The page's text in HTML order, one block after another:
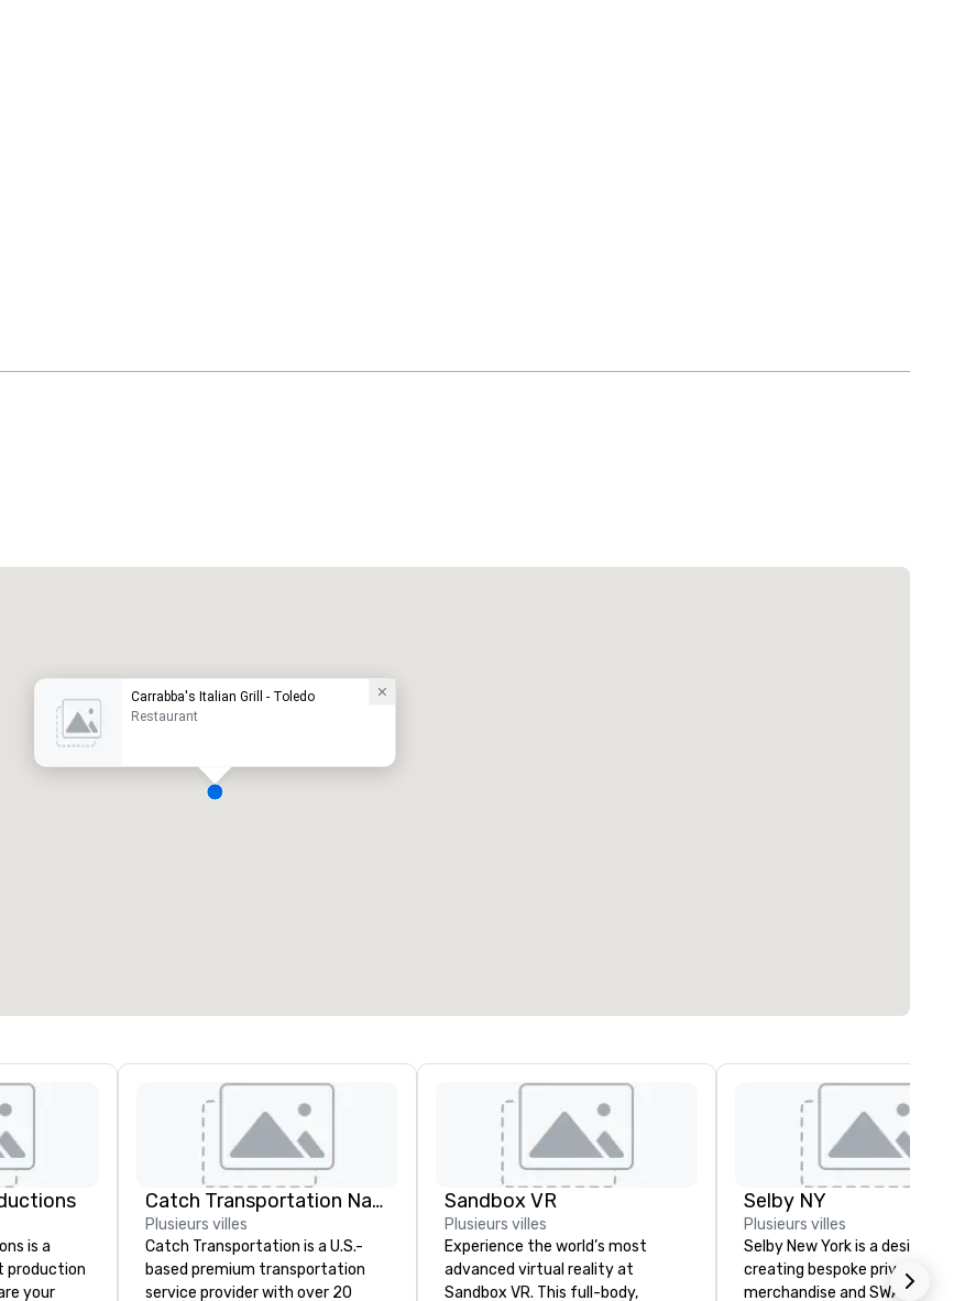
Carrabba's Italian Grill - Toledo
Restaurant
is a
production
your
Catch Transportation Nationwide
Plusieurs villes
Catch Transportation is a U.S.-
based premium transportation
service provider with over 20
Sandbox VR
Plusieurs villes
Experience the world’s most
advanced virtual reality at
Sandbox VR. This full-body,
Selby NY
Plusieurs villes
Selby New York is a design
creating bespoke private
merchandise and SWAG for